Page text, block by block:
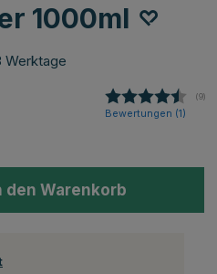
1000ml
Werktage
(9)
Bewertungen (1)
den Warenkorb